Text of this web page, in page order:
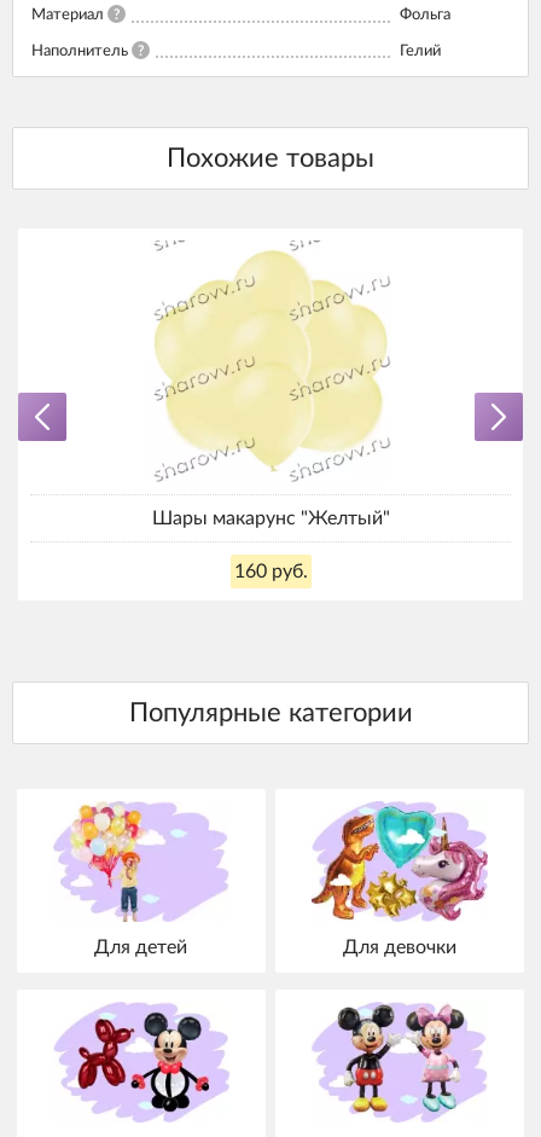
Материал ? Фольга
Наполнитель ? Гелий
Шары макарунс "Желтый"
160 руб.
Для детей Для девочки